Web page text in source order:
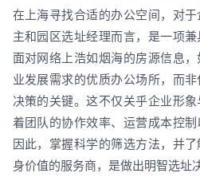
在上海寻找合适的办公空间，对
主和园区选址经理而言，是一项兼
面对网络上浩如烟海的房源信息
业发展需求的优质办公场所，而
决策的关键。这不仅关乎企业形
着团队的协作效率、运营成本控制
因此，掌握科学的筛选方法，并
身价值的服务商，是做出明智选址